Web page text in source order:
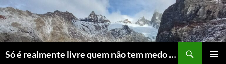
Skip
to
content
Só é realmente livre quem não tem medo do ridículo